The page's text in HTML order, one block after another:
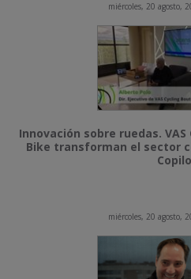
miércoles, 20 agosto,
Innovación sobre ruedas.
Bike transforman el sector
miércoles, 20 agosto,